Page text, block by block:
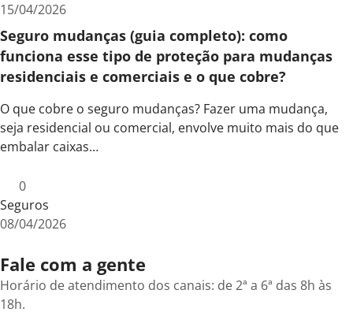
15/04/2026
Seguro mudanças (guia completo): como
funciona esse tipo de proteção para mudanças
residenciais e comerciais e o que cobre?
O que cobre o seguro mudanças? Fazer uma mudança,
seja residencial ou comercial, envolve muito mais do que
embalar caixas…
0
Seguros
08/04/2026
Fale com a gente
Horário de atendimento dos canais: de 2ª a 6ª das 8h às
18h.